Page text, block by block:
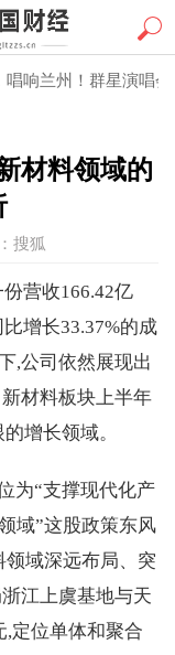
响兰州！群星演唱会燃
材料领域的
搜狐
营收166.42亿
增长33.37%的成
,公司依然展现出
材料板块上半年
增长领域。
为“支撑现代化产
域”这股政策东风
域深远布局、突
江上虞基地与天
,定位单体和聚合